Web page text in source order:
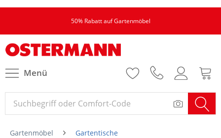
50% Rabatt auf Gartenmöbel
Menü
Gartenmöbel Gartentische